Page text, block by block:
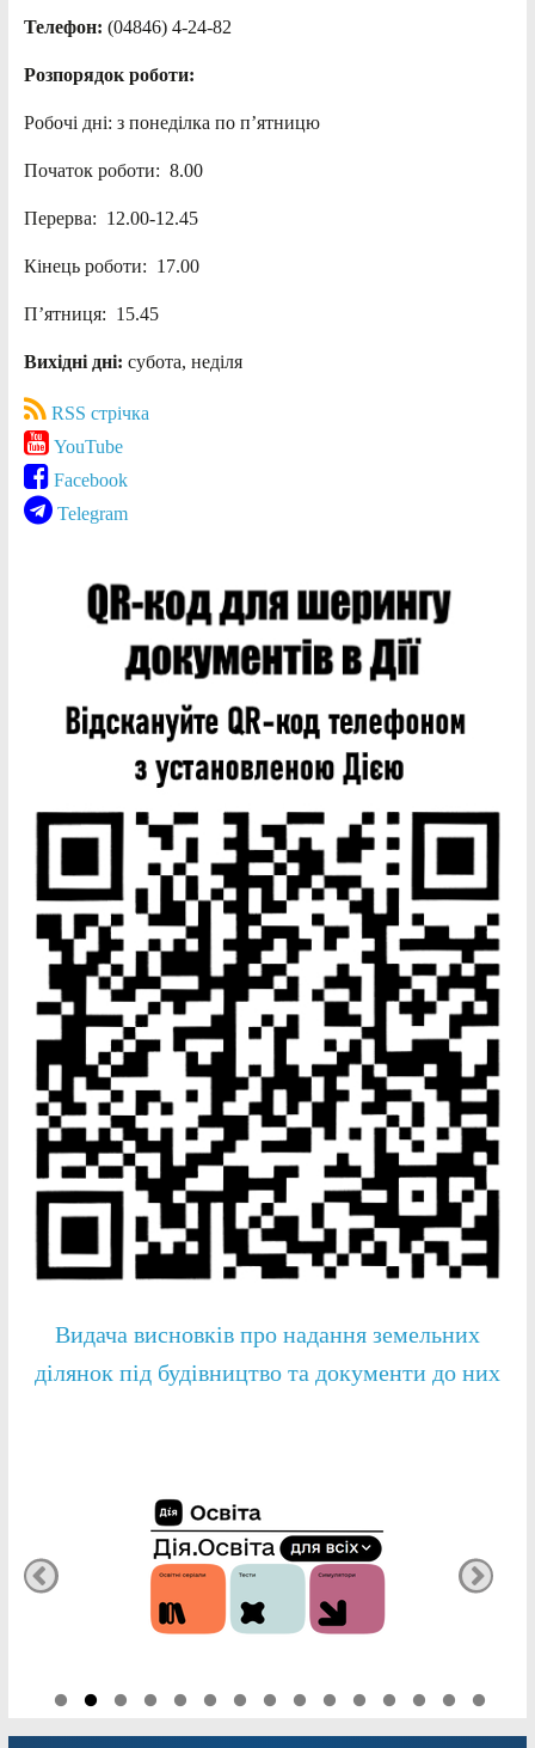
Телефон: (04846) 4-24-82
Розпорядок роботи:
Робочі дні: з понеділка по п’ятницю
Початок роботи: 8.00
Перерва: 12.00-12.45
Кінець роботи: 17.00
П’ятниця: 15.45
Вихідні дні: субота, неділя
RSS стрічка
YouTube
Facebook
Telegram
Видача висновків про надання земельних
ділянок під будівництво та документи до них